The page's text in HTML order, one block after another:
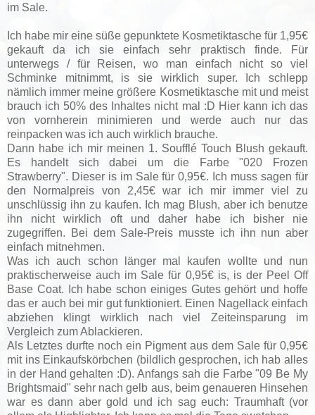
im Sale.
Ich habe mir eine süße gepunktete Kosmetiktasche für 1,95€
gekauft da ich sie einfach sehr praktisch finde. Für
unterwegs / für Reisen, wo man einfach nicht so viel
Schminke mitnimmt, is sie wirklich super. Ich schlepp
nämlich immer meine größere Kosmetiktasche mit und meist
brauch ich 50% des Inhaltes nicht mal :D Hier kann ich das
von vornherein minimieren und werde auch nur das
reinpacken was ich auch wirklich brauche.
Dann habe ich mir meinen 1. Soufflé Touch Blush gekauft.
Es handelt sich dabei um die Farbe "020 Frozen
Strawberry". Dieser is im Sale für 0,95€. Ich muss sagen für
den Normalpreis von 2,45€ war ich mir immer viel zu
unschlüssig ihn zu kaufen. Ich mag Blush, aber ich benutze
ihn nicht wirklich oft und daher habe ich bisher nie
zugegriffen. Bei dem Sale-Preis musste ich ihn nun aber
einfach mitnehmen.
Was ich auch schon länger mal kaufen wollte und nun
praktischerweise auch im Sale für 0,95€ is, is der Peel Off
Base Coat. Ich habe schon einiges Gutes gehört und hoffe
das er auch bei mir gut funktioniert. Einen Nagellack einfach
abziehen klingt wirklich nach viel Zeiteinsparung im
Vergleich zum Ablackieren.
Als Letztes durfte noch ein Pigment aus dem Sale für 0,95€
mit ins Einkaufskörbchen (bildlich gesprochen, ich hab alles
in der Hand gehalten :D). Anfangs sah die Farbe "09 Be My
Brightsmaid" sehr nach gelb aus, beim genaueren Hinsehen
war es dann aber gold und ich sag euch: Traumhaft (vor